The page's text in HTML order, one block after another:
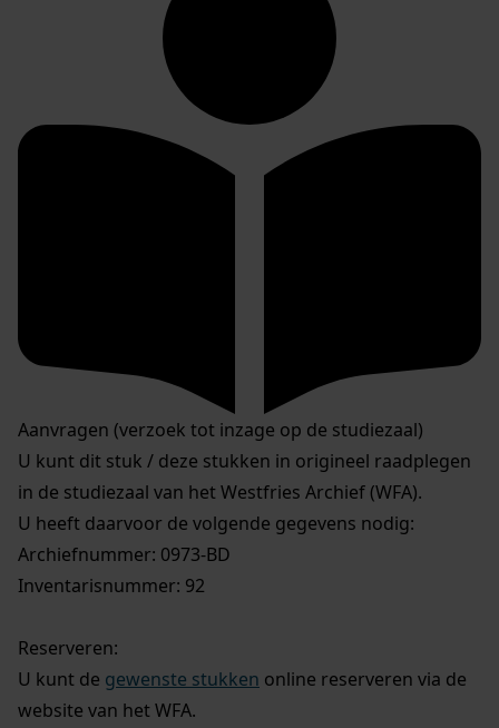
Aanvragen (verzoek tot inzage op de studiezaal)
U kunt dit stuk / deze stukken in origineel raadplegen
in de studiezaal van het Westfries Archief (WFA).
U heeft daarvoor de volgende gegevens nodig:
Archiefnummer: 0973-BD
Inventarisnummer: 92
Reserveren:
U kunt de gewenste stukken online reserveren via de
website van het WFA.